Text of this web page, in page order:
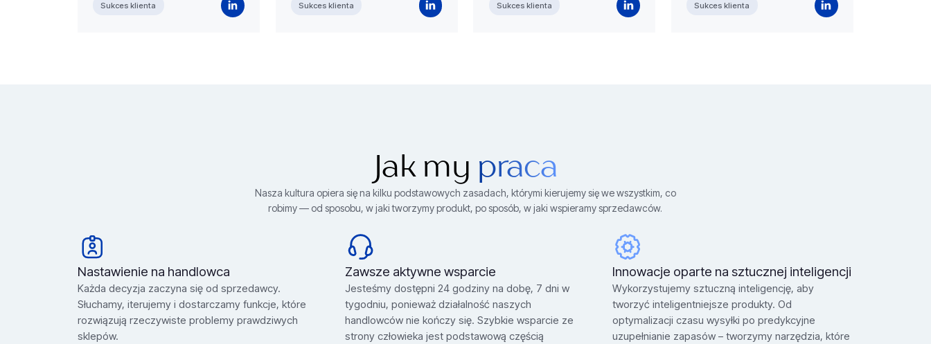
Sukces klienta Sukces klienta Sukces klienta Sukces klienta
Jak my praca
Nasza kultura opiera się na kilku podstawowych zasadach, którymi kierujemy się we wszystkim, co
robimy — od sposobu, w jaki tworzymy produkt, po sposób, w jaki wspieramy sprzedawców.
Nastawienie na handlowca
Każda decyzja zaczyna się od sprzedawcy.
Słuchamy, iterujemy i dostarczamy funkcje, które
rozwiązują rzeczywiste problemy prawdziwych
sklepów.
Zawsze aktywne wsparcie
Jesteśmy dostępni 24 godziny na dobę, 7 dni w
tygodniu, ponieważ działalność naszych
handlowców nie kończy się. Szybkie wsparcie ze
strony człowieka jest podstawową częścią
Innowacje oparte na sztucznej inteligencji
Wykorzystujemy sztuczną inteligencję, aby
tworzyć inteligentniejsze produkty. Od
optymalizacji czasu wysyłki po predykcyjne
uzupełnianie zapasów – tworzymy narzędzia, które